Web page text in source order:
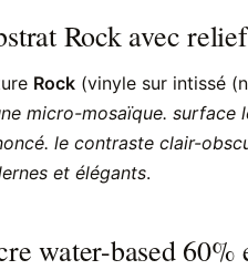
Rock avec relief
Rock (vinyle sur intissé
micro-mosaïque.
le contraste clair-
et élégants.
water-based 60%